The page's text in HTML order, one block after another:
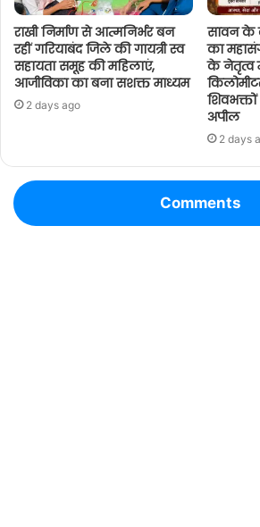
राखी निर्माण से आत्मनिर्भर बन
रहीं गरियाबंद जिले की गायत्री स्व
सहायता समूह की महिलाएं,
आजीविका का बना सशक्त माध्यम
2 days ago
सावन के
का
के नेतृत्व
अपील
2 days
Comments